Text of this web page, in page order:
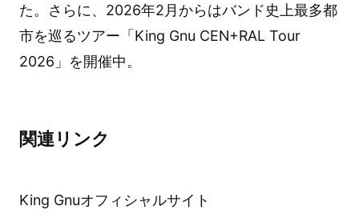
た。さらに、2026年2月からはバンド史上最多都
市を巡るツアー「King Gnu CEN+RAL Tour
2026」を開催中。
関連リンク
King Gnuオフィシャルサイト